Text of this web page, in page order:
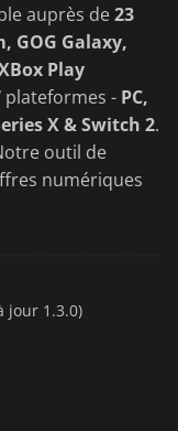
auprès de23
GOG Galaxy,
Play
plateformes - PC,
X & Switch 2.
outil de
numériques
jour 1.3.0)